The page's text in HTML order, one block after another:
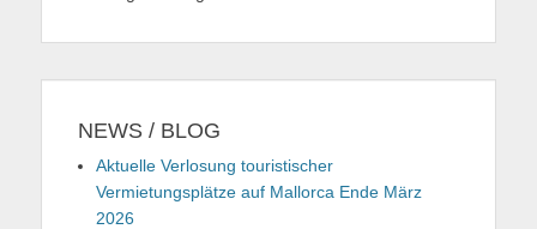
NEWS / BLOG
Aktuelle Verlosung touristischer
Vermietungsplätze auf Mallorca Ende März
2026